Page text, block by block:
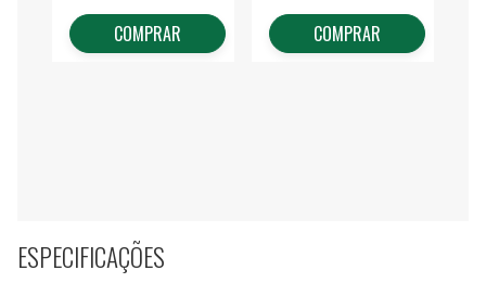
COMPRAR COMPRAR
ESPECIFICAÇÕES